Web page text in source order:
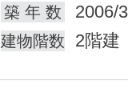
築 年 数
2006/
建物階数 2階建